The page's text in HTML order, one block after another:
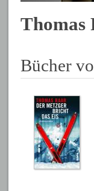
Thomas
Bücher